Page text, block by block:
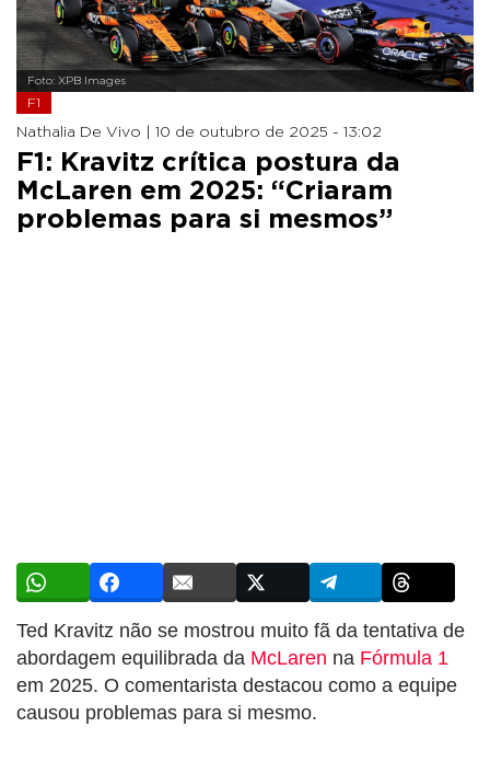
Foto: XPB Images
F1
Nathalia De Vivo | 10 de outubro de 2025 - 13:02
F1: Kravitz crítica postura da
McLaren em 2025: “Criaram
problemas para si mesmos”
Ted Kravitz não se mostrou muito fã da tentativa de
abordagem equilibrada da McLaren na Fórmula 1
em 2025. O comentarista destacou como a equipe
causou problemas para si mesmo.